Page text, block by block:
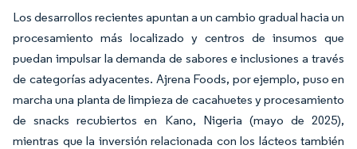
Los desarrollos recientes apuntan a un cambio gradual hacia un
procesamiento más localizado y centros de insumos que
puedan impulsar la demanda de sabores e inclusiones a través
de categorías adyacentes. Ajrena Foods, por ejemplo, puso en
marcha una planta de limpieza de cacahuetes y procesamiento
de snacks recubiertos en Kano, Nigeria (mayo de 2025),
mientras que la inversión relacionada con los lácteos también